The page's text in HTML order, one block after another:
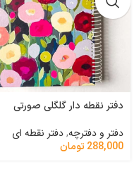
دفتر نقطه دار گلگلی صورتی
دفتر و دفترچه,دفتر نقطه ای
288,000تومان